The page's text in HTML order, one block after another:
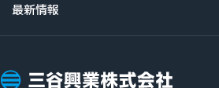
最新情報